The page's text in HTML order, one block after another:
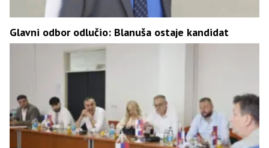
Glavni odbor odlučio: Blanuša ostaje kandidat